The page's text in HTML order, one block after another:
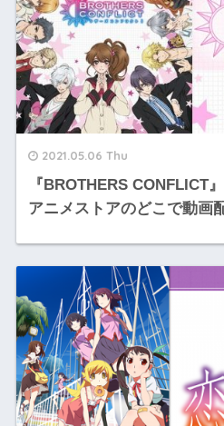
2021.05.06 Thu
『BROTHERS CONFLICT
アニメストアのどこで動画